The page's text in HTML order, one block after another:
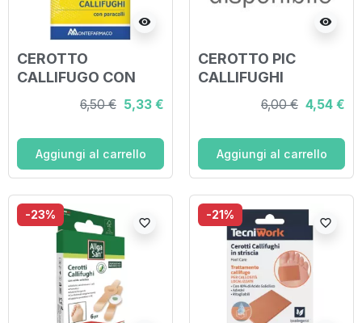
visibility
CEROTTO
CALLIFUGO CON
PARACALLI NOKSAN
6,50 € 5,33 €
Aggiungi al carrello
visibility
CEROTTO PIC
CALLIFUGHI
RITAGLIABILI 2
6,00 € 4,54 €
Aggiungi al carrello
-23%
favorite_border
-21%
favorite_border